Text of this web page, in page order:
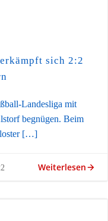
sich 2:2
Landesliga mit
begnügen. Beim
[…]
Weiterlesen